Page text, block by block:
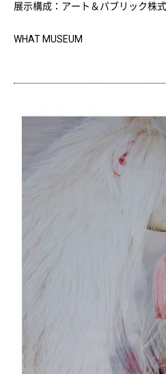
展示構成：アート＆パブリック株
WHAT MUSEUM